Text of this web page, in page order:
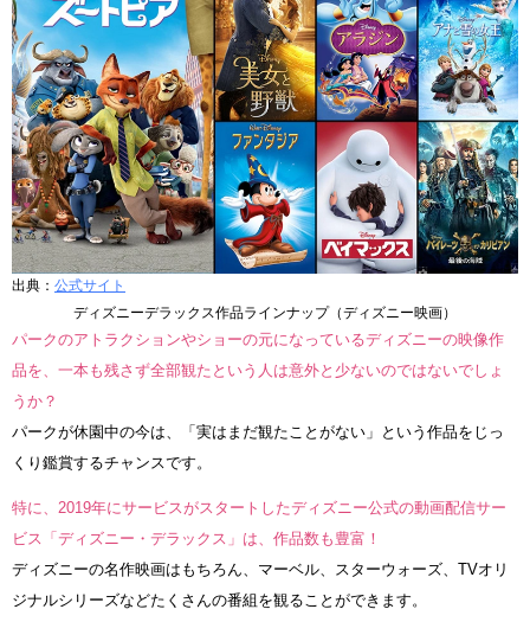
出典： 公式サイト
ディズニーデラックス作品ラインナップ（ディズニー映画）
パークのアトラクションやショーの元になっているディズニーの映像作
品を、一本も残さず全部観たという人は意外と少ないのではないでしょ
うか？
パークが休園中の今は、「実はまだ観たことがない」という作品をじっ
くり鑑賞するチャンスです。
特に、2019年にサービスがスタートしたディズニー公式の動画配信サー
ビス「ディズニー・デラックス」は、作品数も豊富！
ディズニーの名作映画はもちろん、マーベル、スターウォーズ、TVオリ
ジナルシリーズなどたくさんの番組を観ることができます。